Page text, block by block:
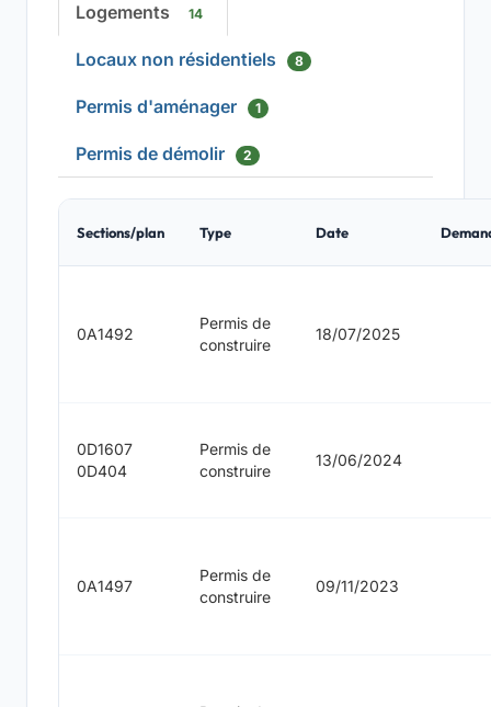
Logements 14
Locaux non résidentiels 8
Permis d'aménager 1
Permis de démolir 2
Sections/plan Type Date
0A1492
Permis de
construire
18/07/2025
0D1607
0D404
Permis de
construire
13/06/2024
0A1497
Permis de
construire
09/11/2023